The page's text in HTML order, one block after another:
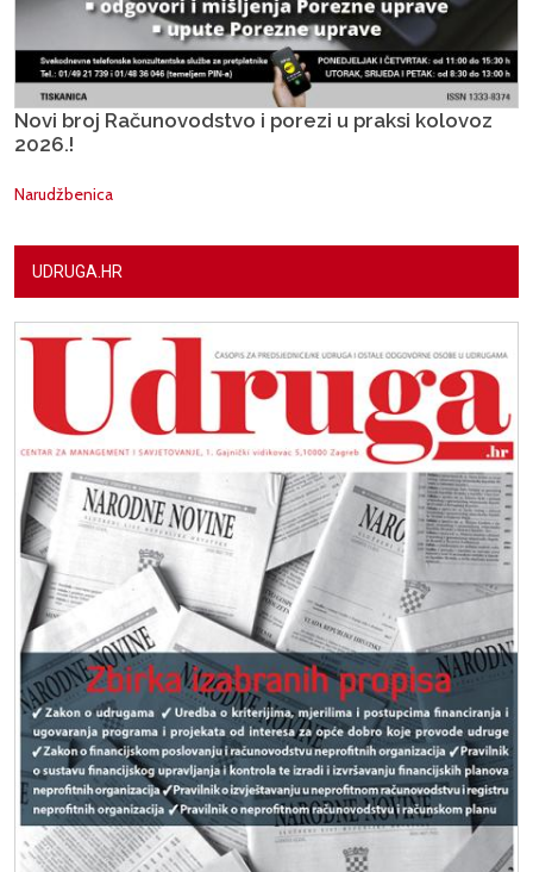
Novi broj Računovodstvo i porezi u praksi kolovoz
2026.!
Narudžbenica
UDRUGA.HR